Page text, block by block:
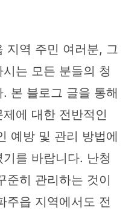
지역 주민 여러분, 그
는 모든 분들의 청
본 블로그 글을 통해
에 대한 전반적인
예방 및 관리 방법에
를 바랍니다. 난청
준히 관리하는 것이
주읍 지역에서도 전